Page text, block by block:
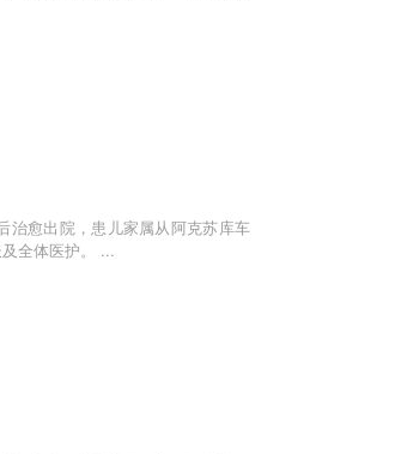
治愈出院，患儿家属从阿克苏库车
全体医护。 ...